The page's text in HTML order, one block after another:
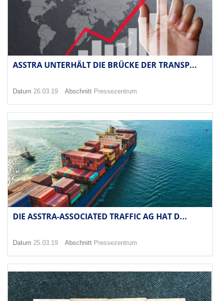
ASSTRA UNTERHÄLT DIE BRÜCKE DER TRANSP...
Datum 26.03.19 Abschnitt Pressezentrum
DIE ASSTRA-ASSOCIATED TRAFFIC AG HAT D...
Datum 25.03.19 Abschnitt Pressezentrum